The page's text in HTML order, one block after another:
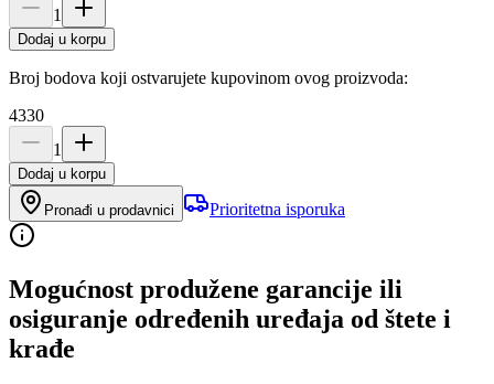
1
Dodaj u korpu
Broj bodova koji ostvarujete kupovinom ovog proizvoda:
4330
1
Dodaj u korpu
Pronađi u prodavnici Prioritetna isporuka
Mogućnost produžene garancije ili
osiguranje određenih uređaja od štete i
krađe